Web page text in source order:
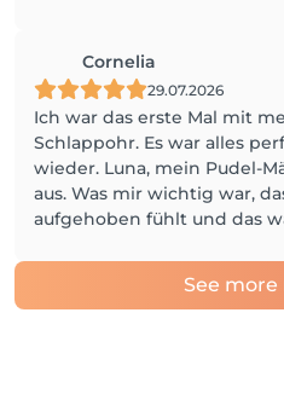
Cornelia
29.07.2026
Ich war das erste Mal mit
Schlappohr. Es war alles
wieder. Luna, mein Pudel-
aus. Was mir wichtig war,
aufgehoben fühlt und das
See more